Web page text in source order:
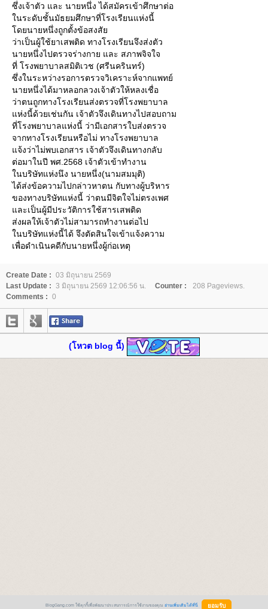
ซึ่งเจ้าตัว และ นายหนึ่ง ได้สมัครเข้าศึกษาต่อ
นระดับชั้นมัธยมศึกษาที่โรงเรียนแห่งนี้
ดยนายหนึ่งถูกตั้งข้อสงสั
ว่าเป็นผู้ใช้ยาเสพติด ทางโรงเรียนจึงส่งตัว
นายหนึ่งไปตรวจร่างกาย และ สภาพจิจใจ
ที่ โรงพยาบาลสมิติเวช (ศรีนครินทร์)
ซึ่งในระหว่างรอการตรวจวิเคราะห์จากแพทย์
นายหนึ่งได้มาหลอกลวงเจ้าตัวให้หลงเชื่อ
ว่าตนถูกทางโรงเรียนส่งตรวจที่โรงพยาบาล
ห่งนี้ด้วยเช่นกัน เจ้าตัวจึงเดินทางไปสอบถาม
ที่โรงพยาบาลแห่งนี้ ว่ามีเอกสารใบส่งตรวจ
จากทางโรงเรียนหรือไม่ ทางโรงพยาบาล
จ้งว่าไม่พบเอกสาร เจ้าตัวจึงเดินทางกลับ
ต่อมาในปี พศ.2568 เจ้าตัวเข้าทำงาน
นบริษัทแห่งนึง นายหนึ่ง(นามสมมุติ)
ได้ส่งข้อความไปกล่าวหาตน กับทางผู้บริหาร
ของทางบริษัทแห่งนี้ ว่าตนมีจิตใจไม่ตรงเพศ
ละเป็นผู้มีประวัติการใช้สารเสพติด
ส่งผลให้เจ้าตัวไม่สามารถทำงานต่อไป
นบริษัทแห่งนี้ได้ จึงตัดสินใจเข้าแจ้งความ
เพื่อดำเนินคดีกับนายหนึ่งผู้ก่อเหตุ
Create Date : 03 มิถุนายน 2569
Last Update : 3 มิถุนายน 2569 12:06:56 น. Counter :
208 Pageviews.
Comments : 0
(โหวต blog นี้)
BlogGang.com ใช้คุกกี้เพื่อพัฒนาประสบการณ์การใช้งานของคุณ อ่านเพิ่มเติมได้ที่นี่